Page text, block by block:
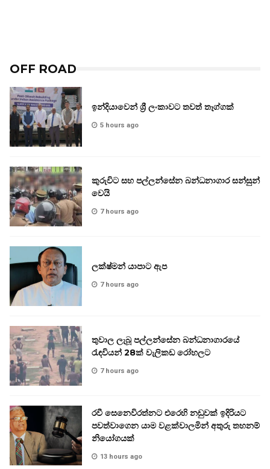
OFF ROAD
ඉන්දියාවෙන් ශ්‍රී ලංකාවට තවත් තෑග්ගක්
5 hours ago
කුරුවිට සහ පල්ලන්සේන බන්ධනාගාර සන්සුන්
වෙයි
7 hours ago
ලක්ෂ්මන් යාපාට ඇප
7 hours ago
තුවාල ලැබූ පල්ලන්සේන බන්ධනාගාරයේ
රැඳවියන් 28ක් වැලිකඩ රෝහලට
7 hours ago
රවී සෙනෙවිරත්නට එරෙහි නඩුවක් ඉදිරියට
පවත්වාගෙන යාම වළක්වාලමින් අතුරු තහනම්
නියෝගයක්
13 hours ago